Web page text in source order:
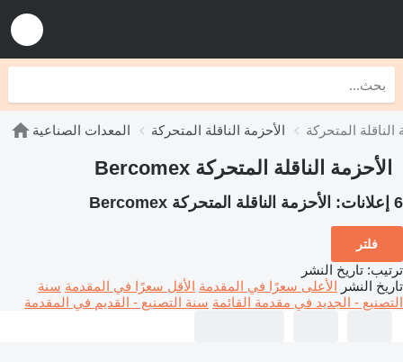
المعدات الصناعية الأحزمة الناقلة المتحركة
الأحزمة الناقلة المتحركة Bercomex
6 إعلانات: الأحزمة الناقلة المتحركة Bercomex
فلتر
ترتيب: تاريخ النشر
تاريخ النشر الأعلى سعرًا في المقدمة الأقل سعرًا في المقدمة سنة
التصنيع - الجديد في مقدمة القائمة سنة التصنيع - القديم في المقدمة